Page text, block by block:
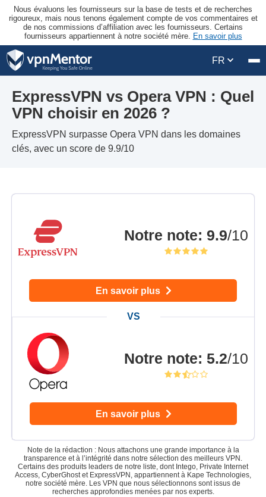
Nous évaluons les fournisseurs sur la base de tests et de recherches
rigoureux, mais nous tenons également compte de vos commentaires et
de nos commissions d’affiliation avec les fournisseurs. Certains
fournisseurs appartiennent à notre société mère. En savoir plus
FR
ExpressVPN vs Opera VPN : Quel
VPN choisir en 2026 ?
ExpressVPN surpasse Opera VPN dans les domaines
clés, avec un score de 9.9/10
Notre note: 9.9/10
En savoir plus
Notre note: 5.2/10
En savoir plus
Note de la rédaction : Nous attachons une grande importance à la
transparence et à l’intégrité dans notre sélection des meilleurs VPN.
Certains des produits leaders de notre liste, dont Intego, Private Internet
Access, CyberGhost et ExpressVPN, appartiennent à Kape Technologies,
notre société mère. Les VPN que nous sélectionnons sont issus de
recherches approfondies menées par nos experts.